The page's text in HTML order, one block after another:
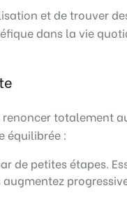
et de trouver
dans la vie
totalement
équilibrée :
de petites étapes.